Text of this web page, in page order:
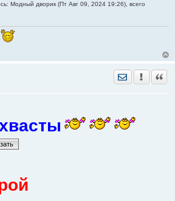
Модный дворик (Пт Авг 09, 2024 19:26), всего
Отправить